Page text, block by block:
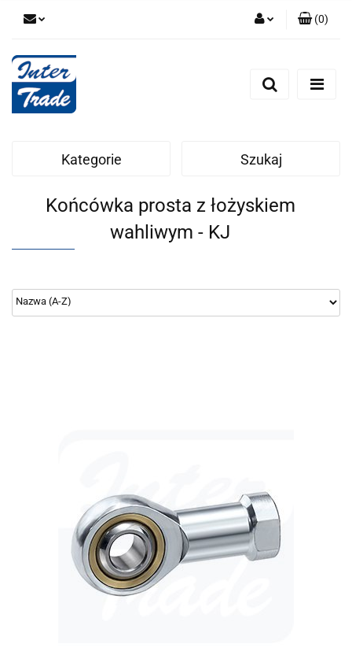
Zarejestruj się
(0)
Kategorie Szukaj
Końcówka prosta z łożyskiem
wahliwym - KJ